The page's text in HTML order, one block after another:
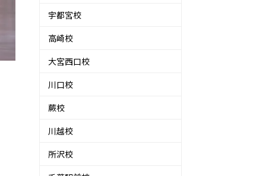
宇都宮校
高崎校
大宮西口校
川口校
蕨校
川越校
所沢校